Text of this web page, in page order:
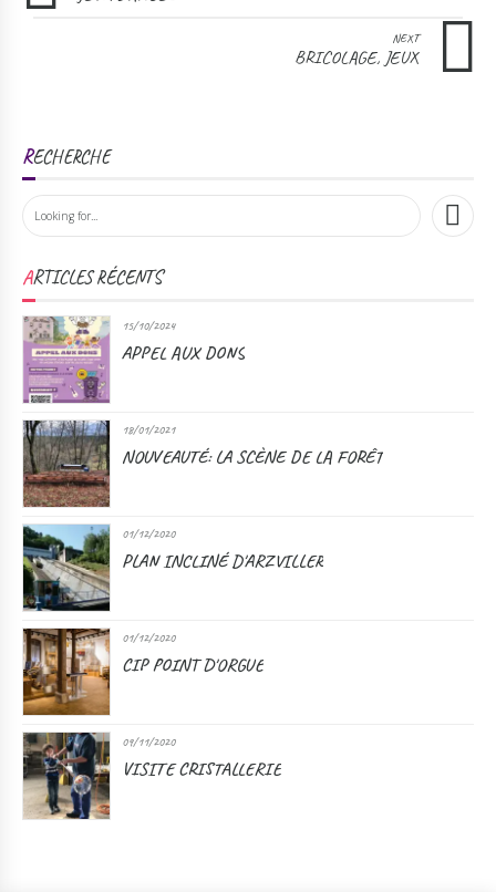
NEXT
BRICOLAGE, JEUX
RECHERCHE
ARTICLES RÉCENTS
15/10/2024
APPEL AUX DONS
18/01/2021
NOUVEAUTÉ: LA SCÈNE DE LA FORÊT
01/12/2020
PLAN INCLINÉ D'ARZVILLER
01/12/2020
CIP POINT D'ORGUE
09/11/2020
VISITE CRISTALLERIE